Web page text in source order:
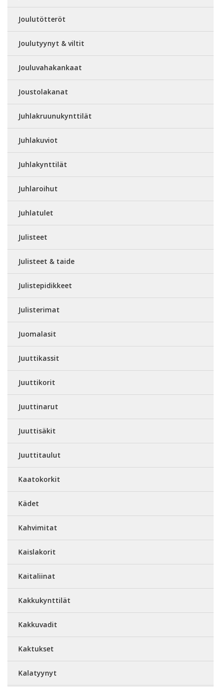
Joulutötteröt
Joulutyynyt & viltit
Jouluvahakankaat
Joustolakanat
Juhlakruunukynttilät
Juhlakuviot
Juhlakynttilät
Juhlaroihut
Juhlatulet
Julisteet
Julisteet & taide
Julistepidikkeet
Julisterimat
Juomalasit
Juuttikassit
Juuttikorit
Juuttinarut
Juuttisäkit
Juuttitaulut
Kaatokorkit
Kädet
Kahvimitat
Kaislakorit
Kaitaliinat
Kakkukynttilät
Kakkuvadit
Kaktukset
Kalatyynyt